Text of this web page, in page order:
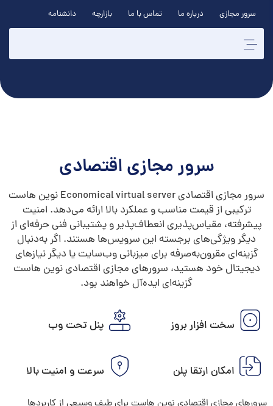
سرور مجازی درباره ما تماس با ما بازارچه دانشنامه
سرور مجازی اقتصادی
سرور مجازی اقتصادی Economical virtual server نوین هاست
ترکیبی از قیمت مناسب و عملکرد بالا ارائه می‌دهد. امنیت
پیشرفته، مقیاس‌پذیری انعطاف‌پذیر و پشتیبانی فنی حرفه‌ای از
دیگر ویژگی‌های برجسته این سرویس‌ها هستند. اگر به‌دنبال
گزینه‌ای مقرون‌به‌صرفه برای میزبانی وب‌سایت یا دیگر نیازهای
دیجیتال خود هستید، سرورهای مجازی اقتصادی نوین هاست
گزینه‌ای ایده‌آل خواهند بود.
سخت افزار بروز پنل تحت وب
امکان ارتقا پلن سرعت و امنیت بالا